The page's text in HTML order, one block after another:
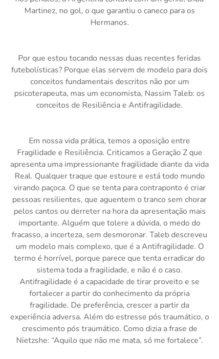
Martinez, no gol, o que garantiu o caneco para os
Hermanos.
Por que estou tocando nessas duas recentes feridas
futebolísticas? Porque elas servem de modelo para dois
conceitos fundamentais descritos não por um
psicoterapeuta, mas um economista, Nassim Taleb: os
conceitos de Resiliência e Antifragilidade.
Em nossa vida prática, temos a oposição entre
Fragilidade e Resiliência. Criticamos a Geração Z que
apresenta uma impressionante fragilidade diante da vida
Real. Qualquer traque que estoure e está todo mundo
virando paçoca. O que se tenta para contraponto é criar
pessoas resilientes, que aguentem o tranco sem chorar
pelos cantos ou derreter na hora da apresentação mais
importante. Alguém que tolere a dúvida, o medo do
fracasso, a incerteza, sem desmoronar. Taleb descreveu
um modelo mais complexo, que é a Antifragilidade. O
termo é horrível, porque parece que tenta erradicar do
sistema toda a fragilidade, e não é o caso.
Antifragilidade é a capacidade de tirar proveito e se
fortalecer a partir do conhecimento da própria
fragilidade. De preferência, crescer a partir da
experiência adversa. Além do estresse pós traumático, o
crescimento pós traumático. Como dizia a frase de
Nietzshe: “Aquilo que não me mata, só me fortalece”.